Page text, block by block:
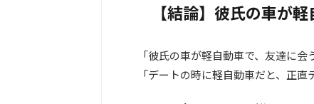
【結論】彼氏の車が
「彼氏の車が軽自動車で、友達に
「デートの時に軽自動車だと、正